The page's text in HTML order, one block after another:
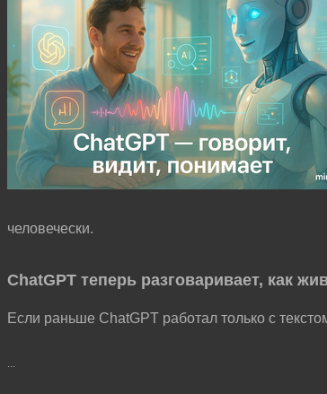
человечески.
ChatGPT теперь разговаривает, как
Если раньше ChatGPT работал только с